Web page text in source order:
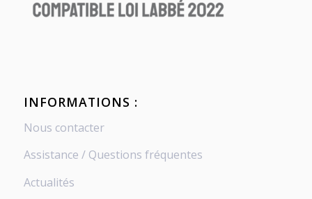
INFORMATIONS :
Nous contacter
Assistance / Questions fréquentes
Actualités